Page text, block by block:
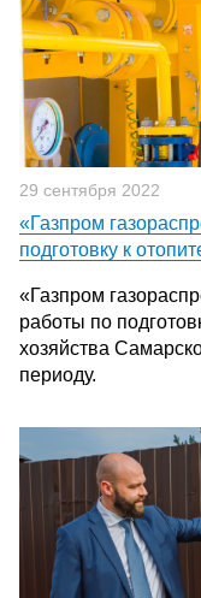
29 сентября 2022
«Газпром
подготовку к
«Газпром
работы по
хозяйства
периоду.